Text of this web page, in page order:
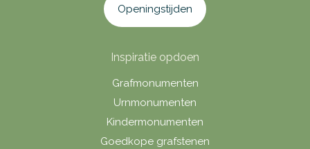
Openingstijden
Inspiratie opdoen
Grafmonumenten
Urnmonumenten
Kindermonumenten
Goedkope grafstenen